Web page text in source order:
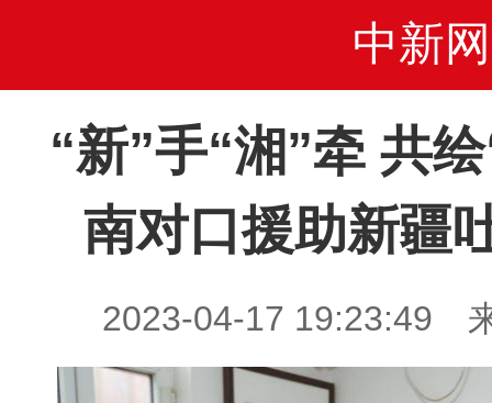
中新网
“新”手“湘”牵 共
南对口援助新疆
2023-04-17 19:23:49